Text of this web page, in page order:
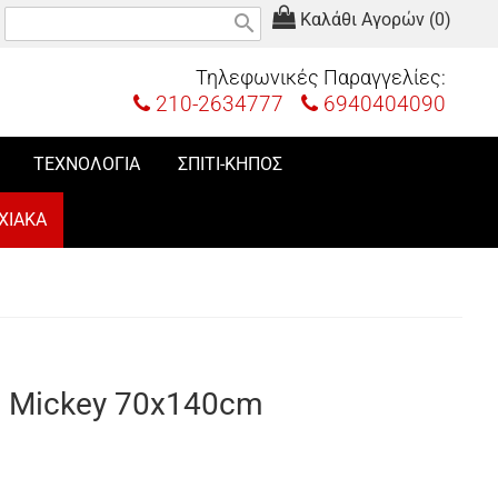
Καλάθι Αγορών (0)
search
Τηλεφωνικές Παραγγελίες:
210-2634777 6940404090
ΤΕΧΝΟΛΟΓΙΑ ΣΠΙΤΙ-ΚΗΠΟΣ
70x140cm